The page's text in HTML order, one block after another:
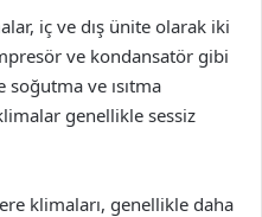
iç ve dış ünite olarak iki
ve kondansatör gibi
ve ısıtma
genellikle sessiz
klimaları, genellikle daha